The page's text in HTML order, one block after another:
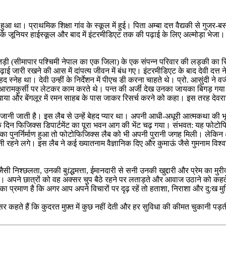
प्राथमिक शिक्षा गांव के स्कूल में हुई। पिता अम्बा दत्त वैद्यकी से गुजर-
हाईस्कूल और बाद में इंटरमीडिएट तक की पढ़ाई के लिए अल्मोड़ा
पश्चिमी नेपाल का एक जिला) के एक संपन्न परिवार की लड़की का
जारी रखने की आस में दांपत्य जीवन में बंध गए। इंटरमीडिएट के बाद देवी दत्त ने
स्नेह था। देवी उन्हीं के निर्देशन में पीएच डी करना चाहते थे। प्रो. आसुंदी
पर लेटकर काम करते थे। पन्त की अर्जी देख उनका जायका बिगड़
और बेंगलूर में रमन साहब के पास जाकर रिसर्च करने को कहा। इस तरह
जानी जाती है। इस लैब से उन्हें बेहद प्यार था। अपनी आधी-अधूरी आत्मकथा
फिजिक्स डिपार्टमेंट का पूरा भवन आग की भेंट चढ़ गया। संभवत: यह
पुनर्निर्माण हुआ तो फोटोफिजिक्स लैब को भी अपनी पुरानी जगह मिली।
रहने लगे। इस लैब ने कई ख्यातनाम वैज्ञानिक दिए और कुमाऊं जैसे गुमनाम
उनकी बुfद्धमत्ता, ईमानदारी से सनी उनकी खुद्दारी और प्रेम का
अपने छात्रों को वह अक्सर चुप बैठे रहने पर लताड़ते और आवाज उठाने को
है कि अगर आप अपने विचारों पर दृढ़ रहें तो हताशा, निराशा और दु:ख
कहते हैं कि कुदरत मुफ़्त में कुछ नहीं देती और हर सुविधा की कीमत चुकानी